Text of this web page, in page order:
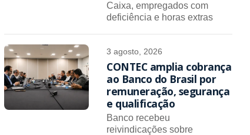
Caixa, empregados com
deficiência e horas extras
3 agosto, 2026
CONTEC amplia cobrança
ao Banco do Brasil por
remuneração, segurança
e qualificação
Banco recebeu
reivindicações sobre